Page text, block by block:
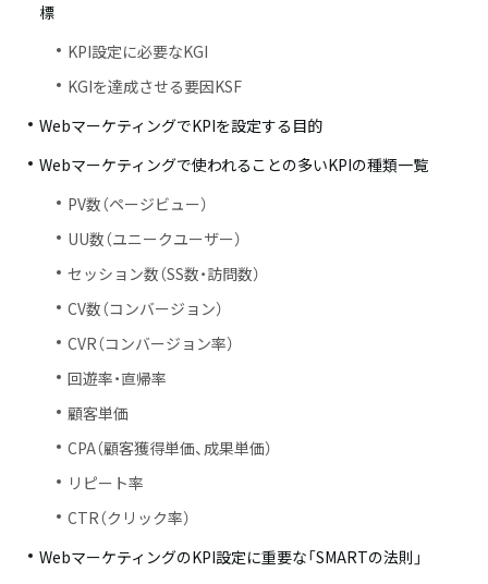
標
KPI設定に必要なKGI
KGIを達成させる要因KSF
WebマーケティングでKPIを設定する目的
Webマーケティングで使われることの多いKPIの種類一覧
PV数（ページビュー）
UU数（ユニークユーザー）
セッション数（SS数・訪問数）
CV数（コンバージョン）
CVR（コンバージョン率）
回遊率・直帰率
顧客単価
CPA（顧客獲得単価、成果単価）
リピート率
CTR（クリック率）
WebマーケティングのKPI設定に重要な「SMARTの法則」